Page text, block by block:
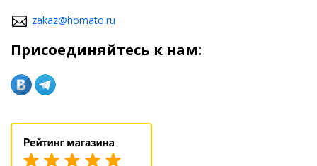
zakaz@homato.ru
Присоединяйтесь к нам: